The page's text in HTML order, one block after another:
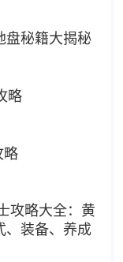
盘秘籍大揭秘
略
略
攻略大全：黄
、装备、养成